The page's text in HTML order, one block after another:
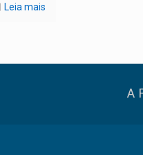
Leia mais
A